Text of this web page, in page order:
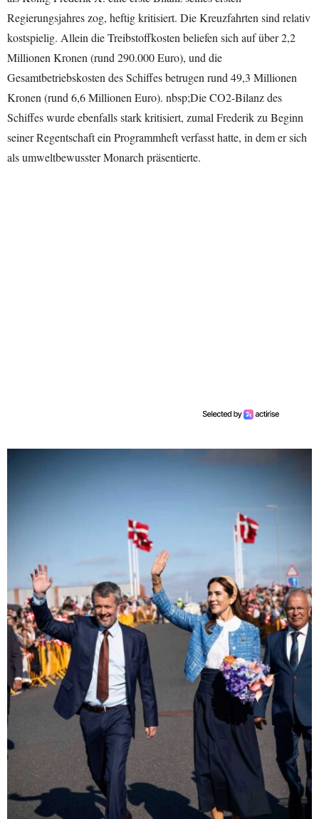
Regierungsjahres zog, heftig kritisiert. Die Kreuzfahrten sind relativ
kostspielig. Allein die Treibstoffkosten beliefen sich auf über 2,2
Millionen Kronen (rund 290.000 Euro), und die
Gesamtbetriebskosten des Schiffes betrugen rund 49,3 Millionen
Kronen (rund 6,6 Millionen Euro). nbsp;Die CO2-Bilanz des
Schiffes wurde ebenfalls stark kritisiert, zumal Frederik zu Beginn
seiner Regentschaft ein Programmheft verfasst hatte, in dem er sich
als umweltbewusster Monarch präsentierte.